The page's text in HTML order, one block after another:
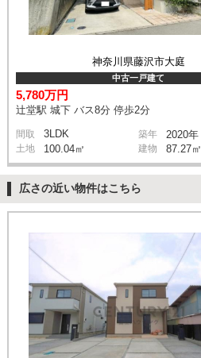
神奈川県藤沢市大庭
中古一戸建て
5,780万円
辻堂駅 城下 バス8分 停歩2分
間取 3LDK 築年 2020年
土地 100.04㎡ 建物 87.27㎡
広さの近い物件はこちら